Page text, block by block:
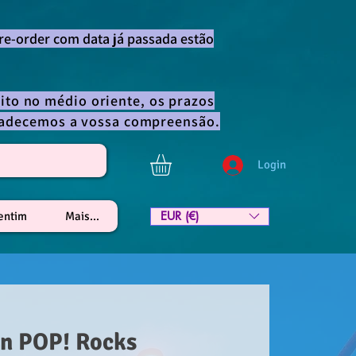
Login
order com data já passada estão
no médio oriente, os prazos
a vossa compreensão.
Mais... EUR (€)
POP! Rocks